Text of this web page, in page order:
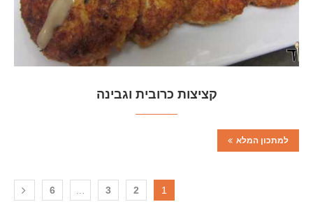
קציצות כרובית וגבינה
למתכון המלא
1
2
3
6